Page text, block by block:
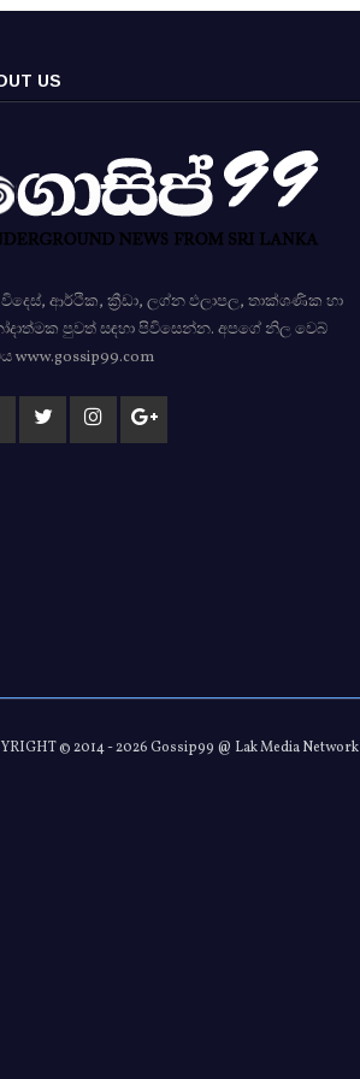
US
විදෙස්, ආර්ථික, ක්‍රීඩා, ලග්න ඵලාපල, තාක්ශණික හා
පුවත් සඳහා පිවිසෙන්න. අපගේ නිල වෙබ්
www.gossip99.com
© 2014 -2026 Gossip99 @ Lak Media Network